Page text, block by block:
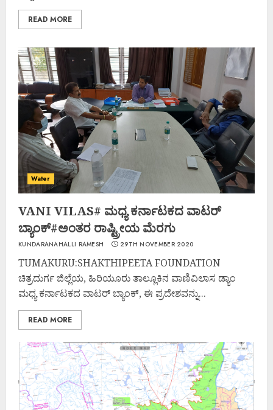
READ MORE
Water
VANI VILAS# ಮಧ್ಯ ಕರ್ನಾಟಕದ ವಾಟರ್
ಬ್ಯಾಂಕ್#ಅಂತರ ರಾಷ್ಟ್ರೀಯ ಮೆರಗು
KUNDARANAHALLI RAMESH 29TH NOVEMBER 2020
TUMAKURU:SHAKTHIPEETA FOUNDATION
ಚಿತ್ರದುರ್ಗ ಜಿಲ್ಲೆಯ, ಹಿರಿಯೂರು ತಾಲ್ಲೂಕಿನ ವಾಣಿವಿಲಾಸ ಡ್ಯಾಂ
ಮಧ್ಯ ಕರ್ನಾಟಕದ ವಾಟರ್ ಬ್ಯಾಂಕ್, ಈ ಪ್ರದೇಶವನ್ನು...
READ MORE